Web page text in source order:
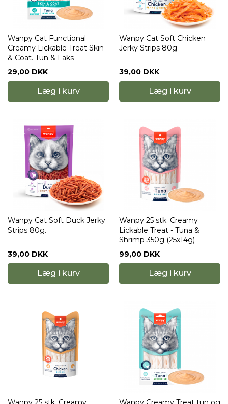
Wanpy Cat Functional
Creamy Lickable Treat Skin
& Coat. Tun & Laks
29,00 DKK
Læg i kurv
Wanpy Cat Soft Chicken
Jerky Strips 80g
39,00 DKK
Læg i kurv
Wanpy Cat Soft Duck Jerky
Strips 80g.
39,00 DKK
Læg i kurv
Wanpy 25 stk. Creamy
Lickable Treat - Tuna &
Shrimp 350g (25x14g)
99,00 DKK
Læg i kurv